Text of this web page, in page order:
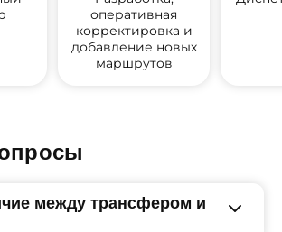
оперативная
корректировка и
добавление новых
маршрутов
между трансфером и